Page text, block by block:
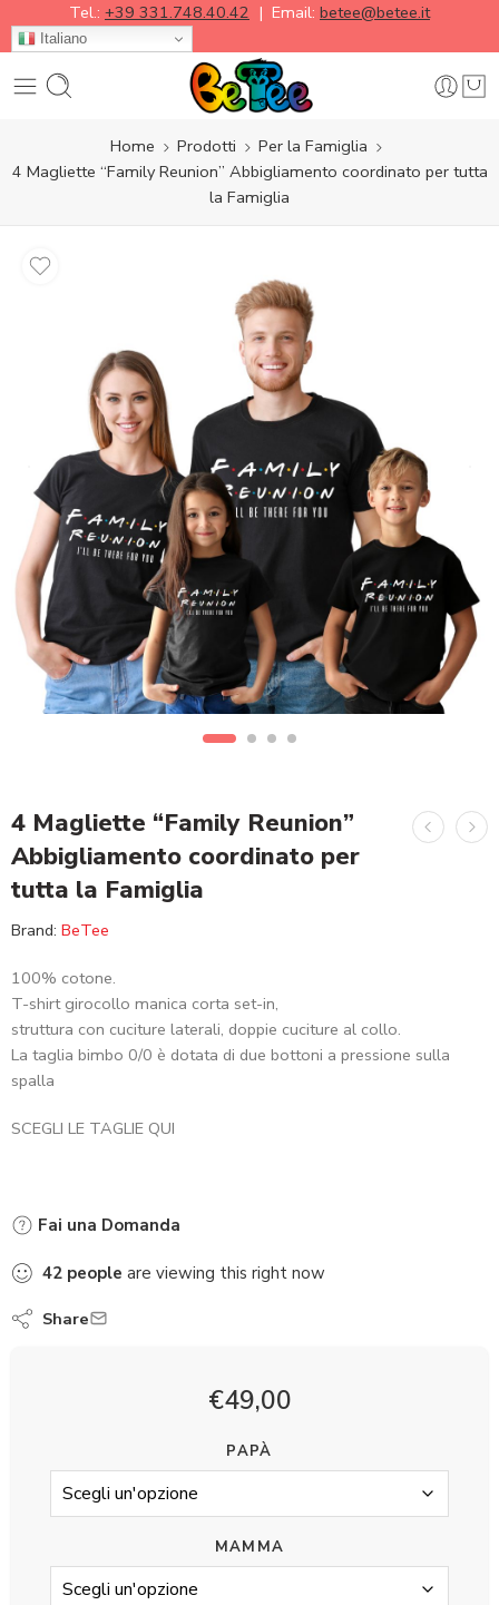
Tel.: +39 331.748.40.42 | Email: betee@betee.it
Italiano
Home Prodotti
Per la Famiglia
4 Magliette “Family Reunion” Abbigliamento coordinato per tutta
la Famiglia
4 Magliette “Family Reunion”
Abbigliamento coordinato per
tutta la Famiglia
Brand: BeTee
100% cotone.
T-shirt girocollo manica corta set-in,
struttura con cuciture laterali, doppie cuciture al collo.
La taglia bimbo 0/0 è dotata di due bottoni a pressione sulla
spalla
SCEGLI LE TAGLIE QUI
Fai una Domanda
42 people are viewing this right now
Share
€49,00
PAPÀ
MAMMA